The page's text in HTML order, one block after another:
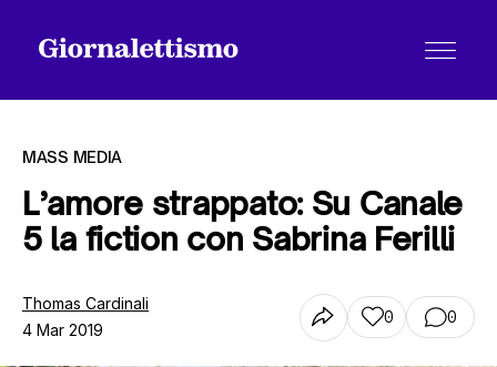
Tutti gli articoli
Chi siamo
MASS MEDIA
L’amore strappato: Su Canale
5 la fiction con Sabrina Ferilli
Thomas Cardinali
4 Mar 2019
0 0